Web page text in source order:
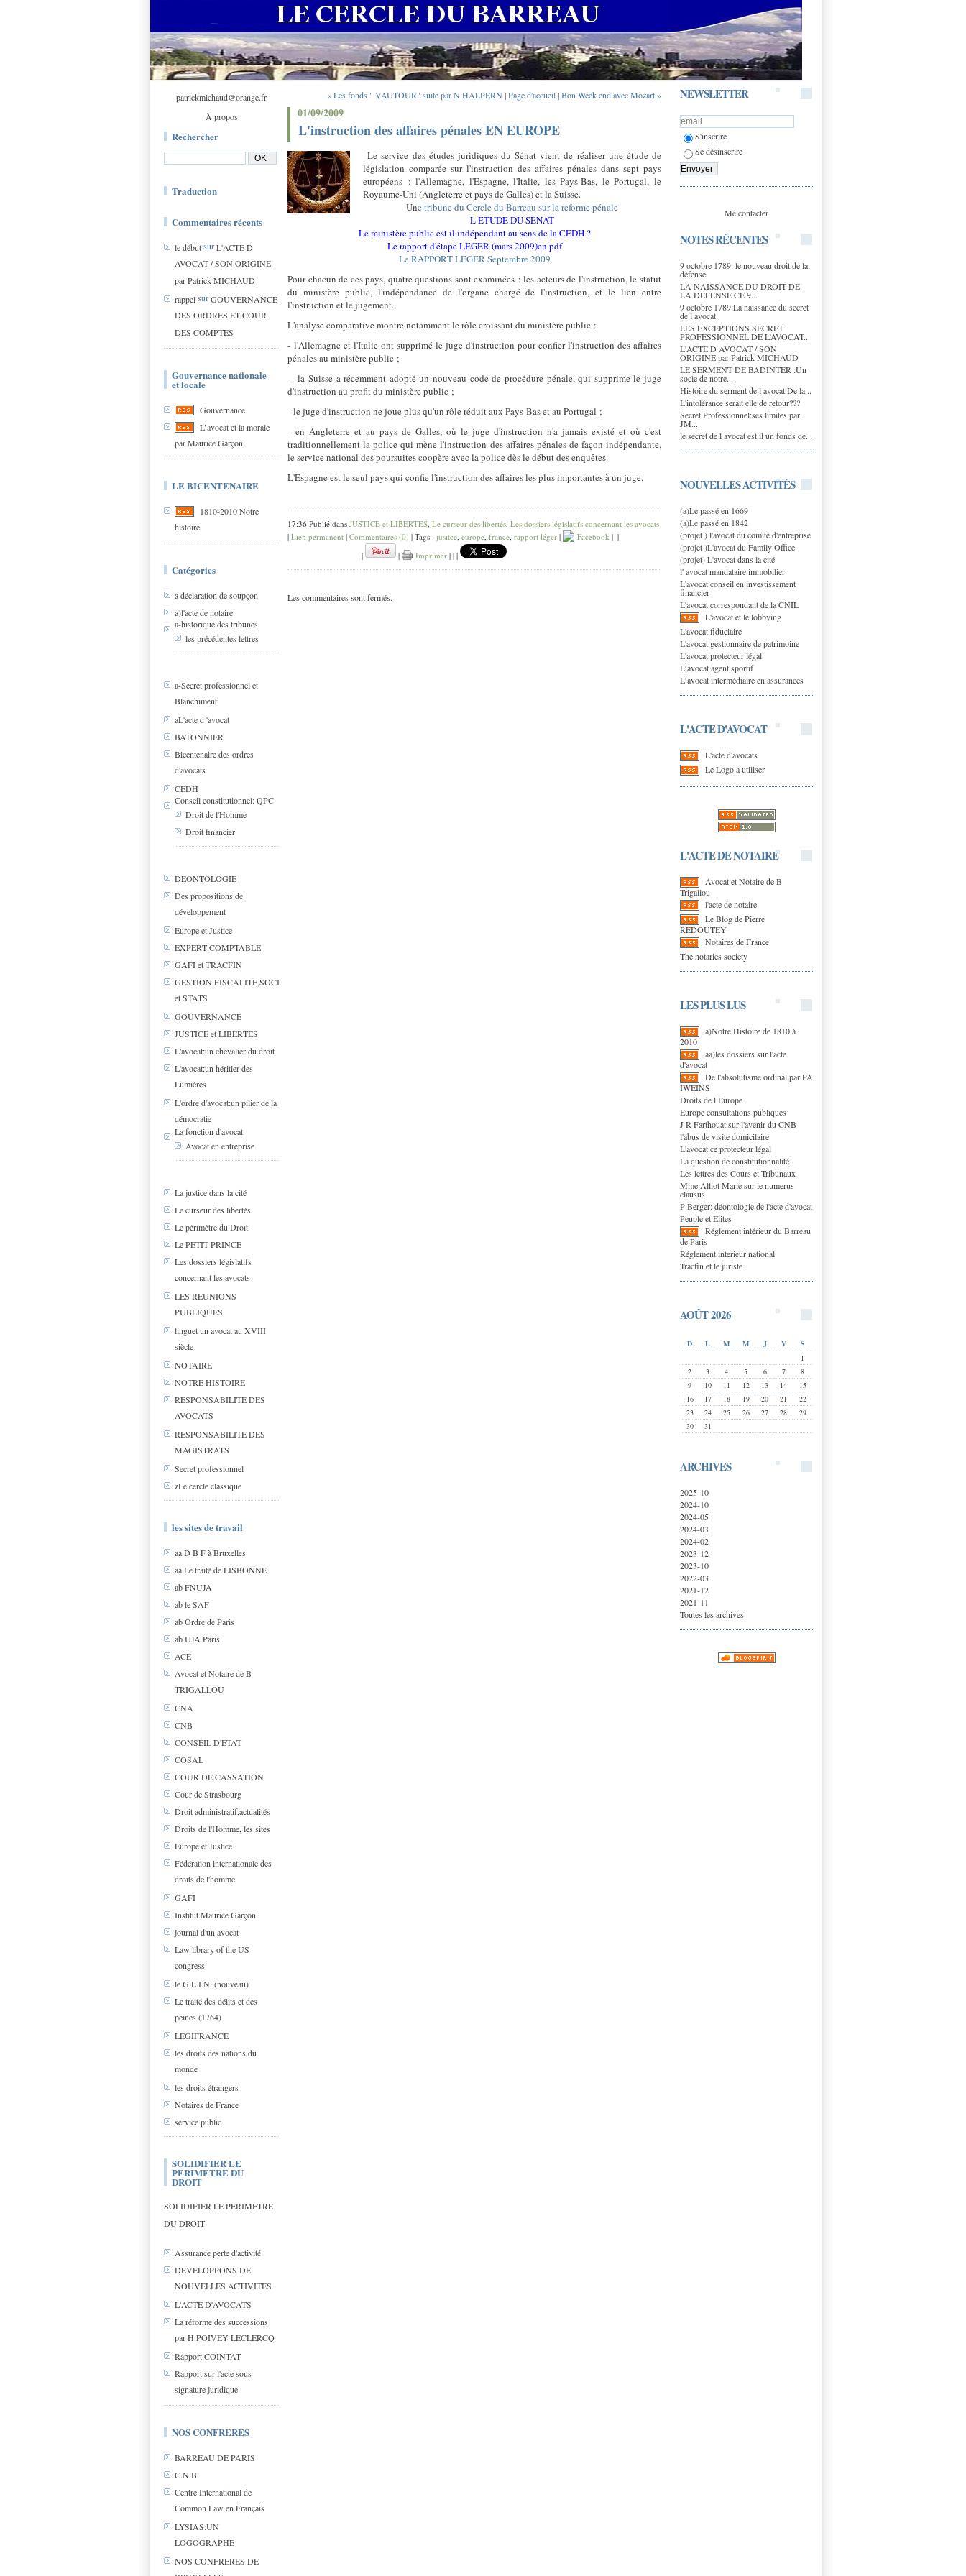
patrickmichaud@orange.fr
À propos
Rechercher
Traduction
Commentaires récents
le débutsurL'ACTE D
AVOCAT / SON ORIGINE
par Patrick MICHAUD
rappelsurGOUVERNANCE
DES ORDRES ET COUR
DES COMPTES
Gouvernance nationale
et locale
Gouvernance
L’avocat et la morale
par Maurice Garçon
LE BICENTENAIRE
1810-2010 Notre
histoire
Catégories
a déclaration de soupçon
a)l'acte de notaire
a-historique des tribunes
les précédentes lettres
a-Secret professionnel et
Blanchiment
aL'acte d 'avocat
BATONNIER
Bicentenaire des ordres
d'avocats
CEDH
Conseil constitutionnel: QPC
Droit de l'Homme
Droit financier
DEONTOLOGIE
Des propositions de
développement
Europe et Justice
EXPERT COMPTABLE
GAFI et TRACFIN
GESTION,FISCALITE,SOCIAL
et STATS
GOUVERNANCE
JUSTICE et LIBERTES
L'avocat:un chevalier du droit
L'avocat:un héritier des
Lumières
L'ordre d'avocat:un pilier de la
démocratie
La fonction d'avocat
Avocat en entreprise
La justice dans la cité
Le curseur des libertés
Le périmètre du Droit
Le PETIT PRINCE
Les dossiers législatifs
concernant les avocats
LES REUNIONS
PUBLIQUES
linguet un avocat au XVIII
siècle
NOTAIRE
NOTRE HISTOIRE
RESPONSABILITE DES
AVOCATS
RESPONSABILITE DES
MAGISTRATS
Secret professionnel
zLe cercle classique
les sites de travail
aa D B F à Bruxelles
aa Le traité de LISBONNE
ab FNUJA
ab le SAF
ab Ordre de Paris
ab UJA Paris
ACE
Avocat et Notaire de B
TRIGALLOU
CNA
CNB
CONSEIL D'ETAT
COSAL
COUR DE CASSATION
Cour de Strasbourg
Droit administratif,actualités
Droits de l'Homme, les sites
Europe et Justice
Fédération internationale des
droits de l'homme
GAFI
Institut Maurice Garçon
journal d'un avocat
Law library of the US
congress
le G.L.I.N. (nouveau)
Le traité des délits et des
peines (1764)
LEGIFRANCE
les droits des nations du
monde
les droits étrangers
Notaires de France
service public
SOLIDIFIER LE
PERIMETRE DU
DROIT
SOLIDIFIER LE PERIMETRE
DU DROIT
Assurance perte d'activité
DEVELOPPONS DE
NOUVELLES ACTIVITES
L'ACTE D'AVOCATS
La réforme des successions
par H.POIVEY LECLERCQ
Rapport COINTAT
Rapport sur l'acte sous
signature juridique
NOS CONFRERES
BARREAU DE PARIS
C.N.B.
Centre International de
Common Law en Français
LYSIAS:UN
LOGOGRAPHE
NOS CONFRERES DE
NEWSLETTER
S'inscrire
Se désinscrire
Me contacter
NOTES RÉCENTES
9 octobre 1789: le nouveau droit de la
défense
LA NAISSANCE DU DROIT DE
LA DEFENSE CE 9...
9 octobre 1789:La naissance du secret
de l avocat
LES EXCEPTIONS SECRET
PROFESSIONNEL DE L’AVOCAT...
L'ACTE D AVOCAT / SON
ORIGINE par Patrick MICHAUD
LE SERMENT DE BADINTER :Un
socle de notre...
Histoire du serment de l avocat De la...
L'intolérance serait elle de retour???
Secret Professionnel:ses limites par
JM...
le secret de l avocat est il un fonds de...
NOUVELLES ACTIVITÉS
(a)Le passé en 1669
(a)Le passé en 1842
(projet ) l'avocat du comité d'entreprise
(projet )L'avocat du Family Office
(projet) L'avocat dans la cité
l' avocat mandataire immobilier
L'avocat conseil en investissement
financier
L'avocat correspondant de la CNIL
L'avocat et le lobbying
L'avocat fiduciaire
L'avocat gestionnaire de patrimoine
L'avocat protecteur légal
L’avocat agent sportif
L’avocat intermédiaire en assurances
L'ACTE D'AVOCAT
L'acte d'avocats
Le Logo à utiliser
L'ACTE DE NOTAIRE
Avocat et Notaire de B
Trigallou
l'acte de notaire
Le Blog de Pierre
REDOUTEY
Notaires de France
The notaries society
LES PLUS LUS
a)Notre Histoire de 1810 à
2010
aa)les dossiers sur l'acte
d'avocat
De l'absolutisme ordinal par PA
IWEINS
Droits de l Europe
Europe consultations publiques
J R Farthouat sur l'avenir du CNB
l'abus de visite domicilaire
L'avocat ce protecteur légal
La question de constitutionnalité
Les lettres des Cours et Tribunaux
Mme Alliot Marie sur le numerus
clausus
P Berger: déontologie de l'acte d'avocat
Peuple et Elites
Réglement intérieur du Barreau
de Paris
Réglement interieur national
Tracfin et le juriste
AOÛT 2026
D L M M J V
S
1
2
3 4 5 6 7
8
9
10 11 12 13 14
15
16
17 18 19 20 21
22
23
24 25 26 27 28
29
30
31
ARCHIVES
2025-10
2024-10
2024-05
2024-03
2024-02
2023-12
2023-10
2022-03
2021-12
2021-11
Toutes les archives
« Les fonds " VAUTOUR" suite par N.HALPERN |Page d'accueil|Bon Week end avec Mozart »
01/09/2009
L'instruction des affaires pénales EN EUROPE
Le service des études juridiques du Sénat vient de réaliser une étude de
législation comparée sur l'instruction des affaires pénales dans sept pays
européens : l'Allemagne, l'Espagne, l'Italie, les Pays-Bas, le Portugal, le
Royaume-Uni (Angleterre et pays de Galles) et la Suisse.
Une tribune du Cercle du Barreau sur la reforme pénale
L ETUDE DU SENAT
Le ministère public est il indépendant au sens de la CEDH ?
Le rapport d'étape LEGER (mars 2009)en pdf
Le RAPPORT LEGER Septembre 2009
Pour chacun de ces pays, quatre questions sont examinées : les acteurs de l'instruction, le statut
du ministère public, l'indépendance de l'organe chargé de l'instruction, et le lien entre
l'instruction et le jugement.
L'analyse comparative montre notamment le rôle croissant du ministère public :
- l'Allemagne et l'Italie ont supprimé le juge d'instruction pour confier l'instruction des affaires
pénales au ministère public ;
- la Suisse a récemment adopté un nouveau code de procédure pénale, qui supprime le juge
d'instruction au profit du ministère public ;
- le juge d'instruction ne joue plus qu'un rôle réduit aux Pays-Bas et au Portugal ;
- en Angleterre et au pays de Galles, où le juge d'instruction n'a jamais existé et où c'est
traditionnellement la police qui mène l'instruction des affaires pénales de façon indépendante,
le service national des poursuites coopère avec la police dès le début des enquêtes.
L'Espagne est le seul pays qui confie l'instruction des affaires les plus importantes à un juge.
17:36 Publié dans JUSTICE et LIBERTES, Le curseur des libertés, Les dossiers législatifs concernant les avocats
| Lien permanent | Commentaires (0) | Tags : jusitce, europe, france, rapport léger | Facebook | |
|
| Imprimer | | |
Les commentaires sont fermés.